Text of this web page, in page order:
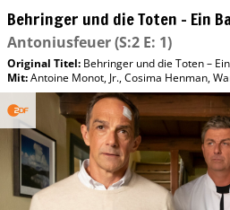
Behringer und die Toten – Ein
Antoniusfeuer(S:2 E: 1)
Original Titel: Behringer und die Toten –
Mit:Antoine Monot, Jr.,Cosima Henman,